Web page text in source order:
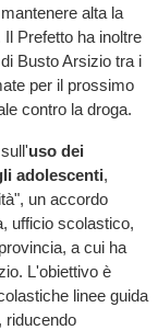
alta la
Prefetto ha inoltre
Busto Arsizio tra i
per il prossimo
contro la droga.
uso dei
adolescenti,
un accordo
ufficio scolastico,
a cui ha
L'obiettivo è
linee guida
riducendo